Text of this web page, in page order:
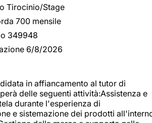
Tirocinio/Stage
700 mensile
349948
6/8/2026
in affiancamento al tutor di
delle seguenti attività:Assistenza e
durante l'esperienza di
e sistemazione dei prodotti